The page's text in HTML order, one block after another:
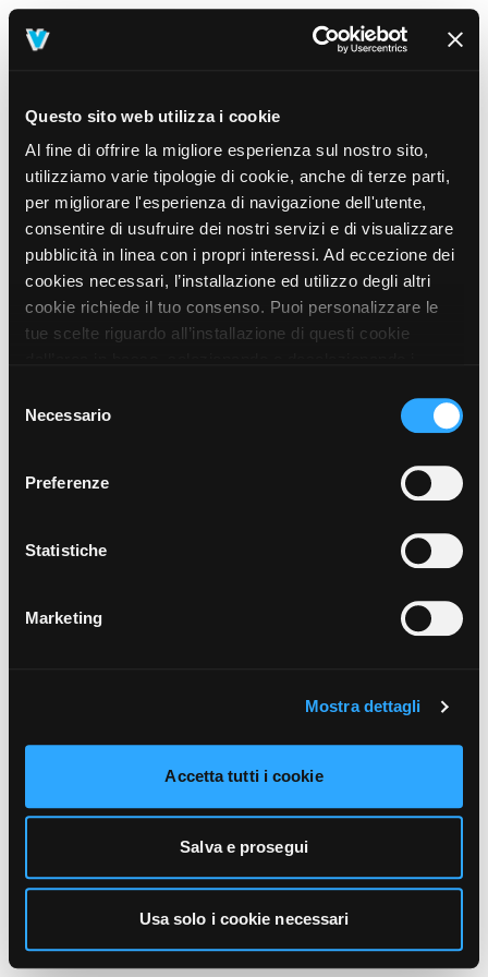
Questo sito web utilizza i cookie
Al fine di offrire la migliore esperienza sul nostro sito,
utilizziamo varie tipologie di cookie, anche di terze parti,
per migliorare l'esperienza di navigazione dell'utente,
consentire di usufruire dei nostri servizi e di visualizzare
pubblicità in linea con i propri interessi. Ad eccezione dei
cookies necessari, l’installazione ed utilizzo degli altri
cookie richiede il tuo consenso. Puoi personalizzare le
tue scelte riguardo all’installazione di questi cookie
prosegui” o decidere di accettare tutti i cookie, cliccando
sul pulsante “Accetta tutti i cookie”. Cliccando sul tasto
unicamente i cookie necessari alla navigazione. Per
funzionamento, puoi prendere visione dell’informativa
cliccando qui.
delNecessario
Preferenze
Statistiche
Marketing
Mostra dettagli
Accetta tutti i cookie
Salva e prosegui
Usa solo i cookie necessari
404